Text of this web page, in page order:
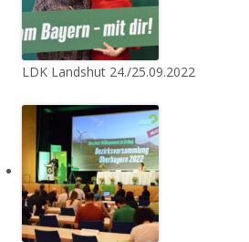
LDK Landshut 24./25.09.2022